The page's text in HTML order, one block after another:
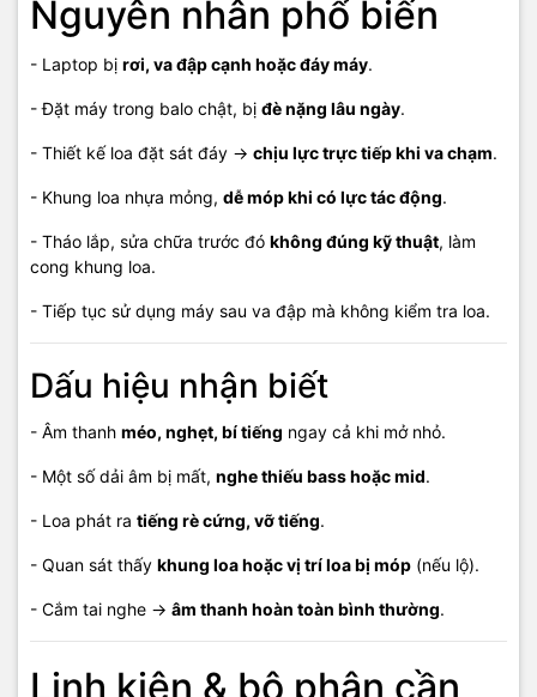
Nguyên nhân phổ biến
- Laptop bị rơi, va đập cạnh hoặc đáy máy.
- Đặt máy trong balo chật, bị đè nặng lâu ngày.
- Thiết kế loa đặt sát đáy → chịu lực trực tiếp khi va chạm.
- Khung loa nhựa mỏng, dễ móp khi có lực tác động.
- Tháo lắp, sửa chữa trước đó không đúng kỹ thuật, làm
cong khung loa.
- Tiếp tục sử dụng máy sau va đập mà không kiểm tra loa.
Dấu hiệu nhận biết
- Âm thanh méo, nghẹt, bí tiếng ngay cả khi mở nhỏ.
- Một số dải âm bị mất, nghe thiếu bass hoặc mid.
- Loa phát ra tiếng rè cứng, vỡ tiếng.
- Quan sát thấy khung loa hoặc vị trí loa bị móp (nếu lộ).
- Cắm tai nghe → âm thanh hoàn toàn bình thường.
Linh kiện & bộ phận cần
Hotline:0908 249 891 – 02973 996 651
Báo giá linh kiện:0939 676 502
Website:maytinhphuquoc.com
Email: vitinhhaidang.com@gmail.com
Chủ Nhật)
#LoaLaptopBiMop #LoaLaptopVaDap #ThayLoaLaptop